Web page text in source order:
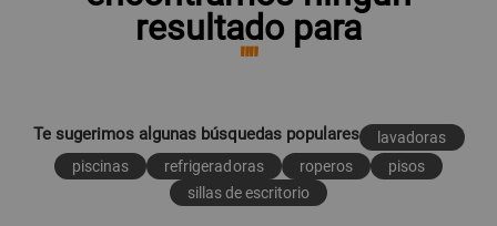
resultado para
""
Te sugerimos algunas búsquedas populares
lavadoras
piscinas
refrigeradoras roperos
pisos
sillas de escritorio